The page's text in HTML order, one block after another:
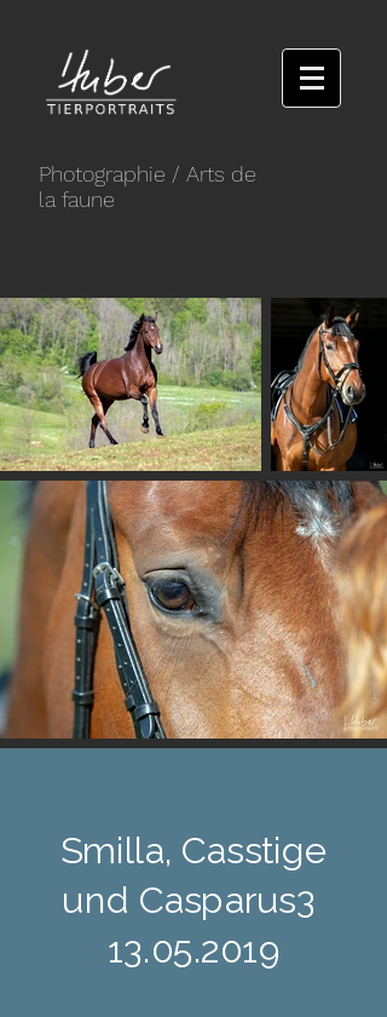
Photographie / Arts de
la faune
Smilla, Casstige
und Casparus3
13.05.2019